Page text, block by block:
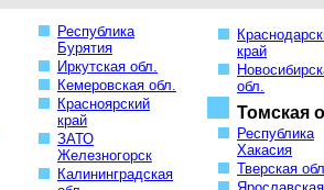
Республика
Бурятия
Иркутская обл.
Кемеровская обл.
Красноярский
край
ЗАТО
Железногорск
Калининградская
край
обл.
Томская
Республика
Хакасия
Тверская